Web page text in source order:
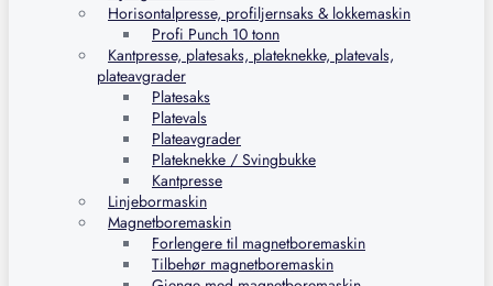
Horisontalpresse, profiljernsaks & lokkemaskin
Profi Punch 10 tonn
Kantpresse, platesaks, plateknekke, platevals,
plateavgrader
Platesaks
Platevals
Plateavgrader
Plateknekke / Svingbukke
Kantpresse
Linjebormaskin
Magnetboremaskin
Forlengere til magnetboremaskin
Tilbehør magnetboremaskin